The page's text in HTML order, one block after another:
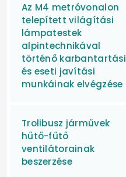
Az M4 metróvonalon
telepített világítási
lámpatestek
alpintechnikával
történő karbantartási
és eseti javítási
munkáinak elvégzése
Trolibusz járművek
hűtő-fűtő
ventilátorainak
beszerzése